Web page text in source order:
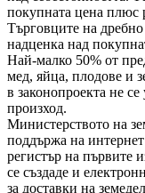
покупната цена плюс
Търговците на
надценка над
Най-малко 50% от
мед, яйца, плодове и
в законопроекта не
произход.
Министерството на
поддържа на
регистър на първите
се създаде и
за доставки на